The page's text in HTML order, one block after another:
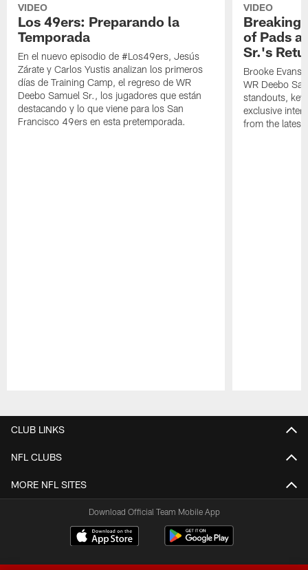
VIDEO
Los 49ers: Preparando la
Temporada
En el nuevo episodio de #Los49ers, Jesús
Zárate y Carlos Yustis analizan los primeros
días de Training Camp, el regreso de WR
Deebo Samuel Sr., los jugadores que están
destacando y lo que viene para los San
Francisco 49ers en esta pretemporada.
VIDEO
Breaking
of Pads
Sr.'s
Brooke Evans
WR Deebo
standouts,
exclusive
from the latest
CLUB LINKS
NFL CLUBS
MORE NFL SITES
Download Official Team Mobile App